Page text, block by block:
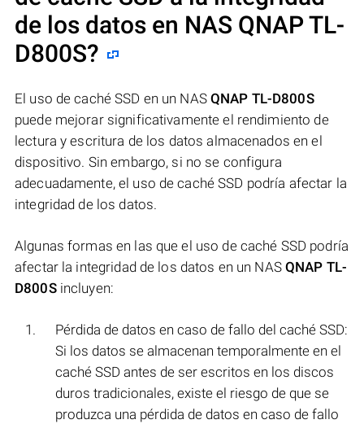
de los datos en NAS QNAP TL-
D800S?
El uso de caché SSD en un NAS QNAP TL-D800S
puede mejorar significativamente el rendimiento de
lectura y escritura de los datos almacenados en el
dispositivo. Sin embargo, si no se configura
adecuadamente, el uso de caché SSD podría afectar la
integridad de los datos.
Algunas formas en las que el uso de caché SSD podría
afectar la integridad de los datos en un NAS QNAP TL-
D800Sincluyen:
Pérdida de datos en caso de fallo del caché SSD:
Si los datos se almacenan temporalmente en el
caché SSD antes de ser escritos en los discos
duros tradicionales, existe el riesgo de que se
produzca una pérdida de datos en caso de fallo